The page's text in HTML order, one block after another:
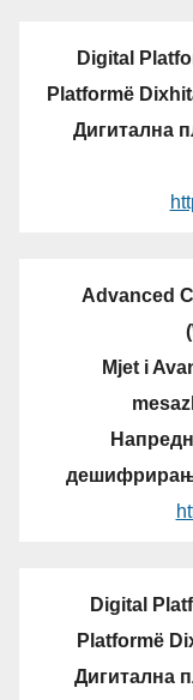
Digital
Platformë
Дигитална
Advanced
Mjet i
Digital
Platformë
Дигитална